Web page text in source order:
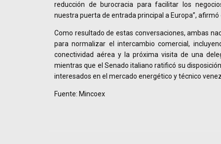
reducción de burocracia para facilitar los
nuestra puerta de entrada principal a Europa”,
Como resultado de estas conversaciones, ambas
para normalizar el intercambio comercial,
conectividad aérea y la próxima visita de una
mientras que el Senado italiano ratificó su
interesados en el mercado energético y técnico
Fuente: Mincoex